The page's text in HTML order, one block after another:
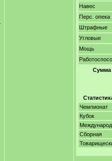
Навес
Перс. опека
Штрафные
Угловые
Мощь
Сумма
Чемпионат
Кубок
Сборная